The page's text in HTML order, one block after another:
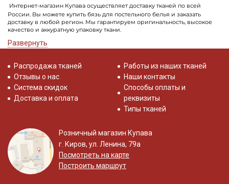
Интернет-магазин Купава осуществляет доставку тканей по всей
России. Вы можете купить бязь для постельного белья и заказать
доставку в любой регион. Мы гарантируем оригинальность, высокое
качество и аккуратную упаковку ткани.
Развернуть
Распродажа тканей
Отзывы о нас
Система скидок
Доставка и оплата
Работы из наших тканей
Наши контакты
Способы оплаты и
реквизиты
Типы тканей
Розничный магазин Купава
г. Киров, ул. Ленина, 79а
Посмотреть на карте
Построить маршрут